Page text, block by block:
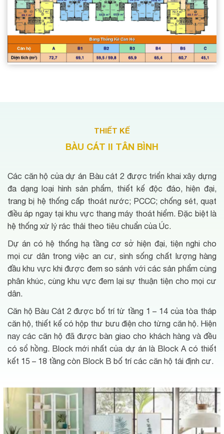
THIẾT KẾ
BÀU CÁT II TÂN BÌNH
Các căn hộ của dự án Bàu cát 2 được triển khai xây dựng
đa dạng loại hình sản phẩm, thiết kế độc đáo, hiện đại,
trang bị hệ thống cấp thoát nước; PCCC; chống sét, quạt
điều áp ngay tại khu vực thang máy thoát hiểm. Đặc biệt là
hệ thống xử lý rác thải theo tiêu chuẩn của Úc.
Dự án có hệ thống hạ tầng cơ sở hiện đại, tiện nghi cho
mọi cư dân trong việc an cư, sinh sống chất lượng hàng
đầu khu vực khi được đem so sánh với các sản phẩm cùng
phân khúc, cùng khu vực đem lại sự thuận tiện cho mọi cư
dân.
Căn hộ Bàu Cát 2 được bố trí từ tầng 1 – 14 của tòa tháp
căn hộ, thiết kế có hộp thư bưu điện cho từng căn hộ. Hiện
nay các căn hộ đã được bàn giao cho khách hàng và đều
có sổ hồng. Block mới nhất của dự án là Block A có thiết
kết 15 – 18 tầng còn Block B bố trí các căn hộ tái định cư.